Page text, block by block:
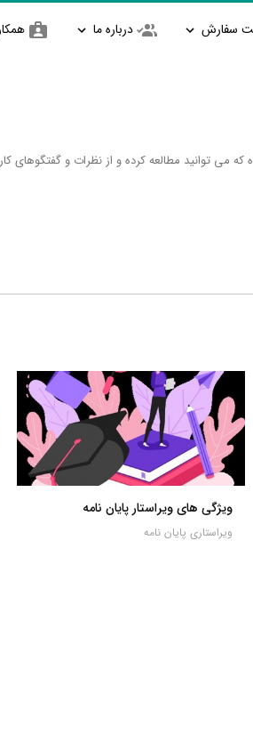
سفارش درباره ما
توانید مطالعه کرده و از نظرات و گفتگوهای
ویژگی های ویراستار پایان نامه
ویراستاری پایان نامه